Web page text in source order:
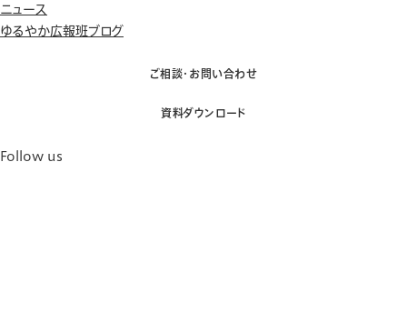
ニュース
ゆるやか広報班ブログ
ご相談・お問い合わせ
資料ダウンロード
Follow us